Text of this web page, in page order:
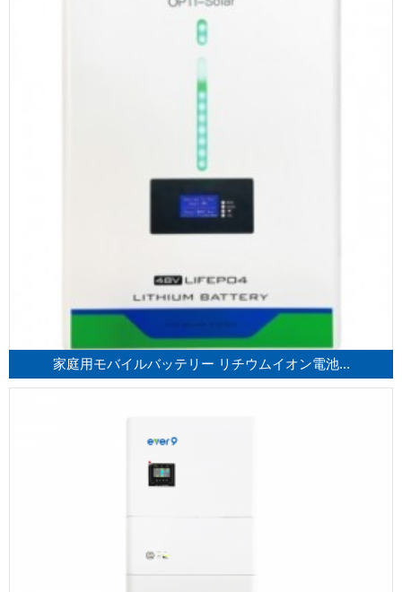
家庭用モバイルバッテリー リチウムイオン電池...